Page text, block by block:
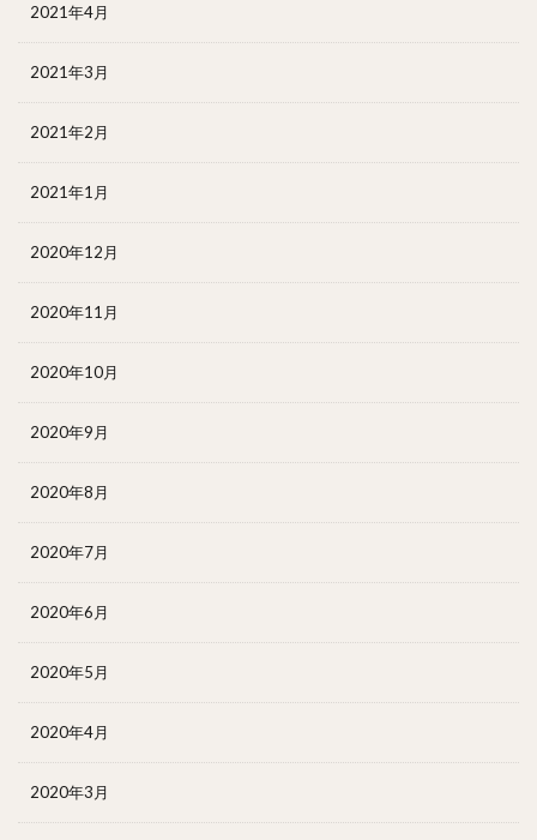
2021年4月
2021年3月
2021年2月
2021年1月
2020年12月
2020年11月
2020年10月
2020年9月
2020年8月
2020年7月
2020年6月
2020年5月
2020年4月
2020年3月